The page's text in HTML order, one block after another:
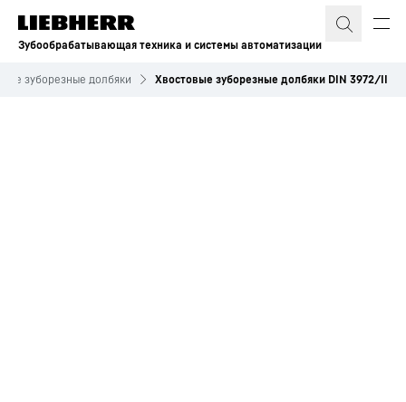
Зубообрабатывающая техника и системы автоматизации
зуборезные долбяки Хвостовые зуборезные долбяки DIN 3972/II